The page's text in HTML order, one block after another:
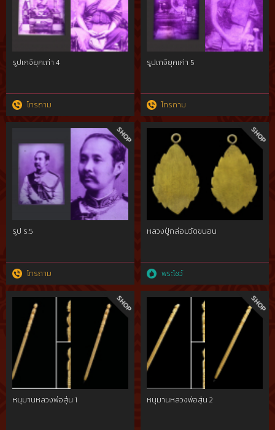
รูปเกจิยุคเก่า 4
โทรถาม
รูปเกจิยุคเก่า 5
โทรถาม
รูป ร.5
โทรถาม
หลวงปู่กล่อมวัดขนอน
พระโชว์
หนุมานหลวงพ่อสุ่น 1 หนุมานหลวงพ่อสุ่น 2